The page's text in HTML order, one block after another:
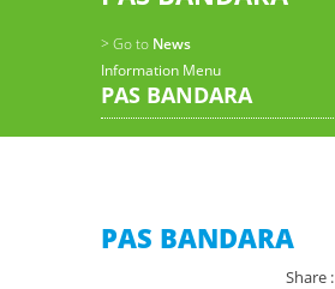
> Go to News
Information Menu
PAS BANDARA
PAS BANDARA
Share :